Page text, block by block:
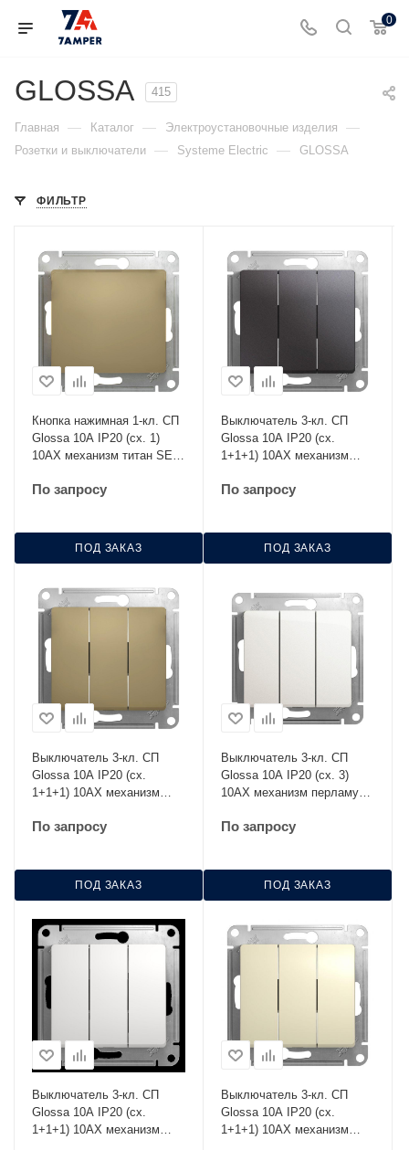
0
GLOSSA 415
Главная — Каталог — Электроустановочные изделия —
Розетки и выключатели — Systeme Electric — GLOSSA
ФИЛЬТР
Кнопка нажимная 1-кл. СП
Glossa 10А IP20 (сх. 1)
10AX механизм титан SE
По запросу
ПОД ЗАКАЗ
Выключатель 3-кл. СП
Glossa 10А IP20 (сх.
1+1+1) 10AX механизм
По запросу
ПОД ЗАКАЗ
Выключатель 3-кл. СП
Glossa 10А IP20 (сх.
1+1+1) 10AX механизм
По запросу
ПОД ЗАКАЗ
Выключатель 3-кл. СП
Glossa 10А IP20 (сх. 3)
10AX механизм перламутр.
По запросу
ПОД ЗАКАЗ
Выключатель 3-кл. СП
Glossa 10А IP20 (сх.
1+1+1) 10AX механизм
Выключатель 3-кл. СП
Glossa 10А IP20 (сх.
1+1+1) 10AX механизм